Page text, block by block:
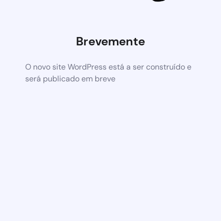
Brevemente
O novo site WordPress está a ser construído e
será publicado em breve